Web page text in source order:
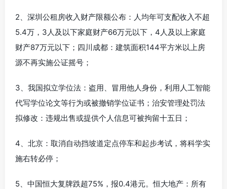
2、深圳公租房收入财产限额公布：人均年可支配收入不超
5.4万，3人及以下家庭财产66万元以下，4人及以上家庭
财产87万元以下；四川成都：建筑面积144平方米以上房
源不再实施公证摇号；
3、我国拟立学位法：盗用、冒用他人身份，利用人工智能
代写学位论文等行为或被撤销学位证书；治安管理处罚法
拟修改：违规出售或提供个人信息可被拘留十五日；
4、北京：取消自动挡坡道定点停车和起步考试，将科学实
施右转必停；
5、中国恒大复牌跌超75%，报0.4港元。恒大地产：所有